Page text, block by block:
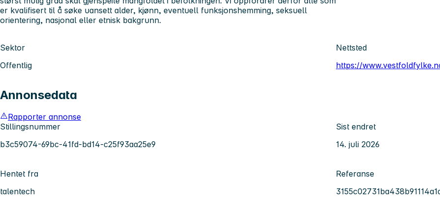
er kvalifisert til å søke uansett alder, kjønn, eventuell funksjonshemming, seksuell
orientering, nasjonal eller etnisk bakgrunn.
Sektor
Offentlig
Nettsted
https://
Annonsedata
Rapporter annonse
Stillingsnummer
b3c59074-69bc-41fd-bd14-c25f93aa25e9
Sist endret
14. juli 2026
Hentet fra
talentech
Referanse